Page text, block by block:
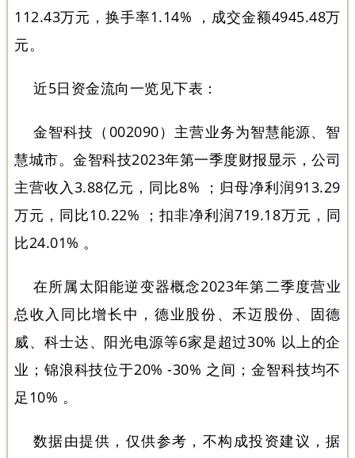
112.43万元，换手率1.14% ，成交金额4945.48万
元。
近5日资金流向一览见下表：
金智科技（002090）主营业务为智慧能源、智
慧城市。金智科技2023年第一季度财报显示，公司
主营收入3.88亿元，同比8% ；归母净利润913.29
万元，同比10.22% ；扣非净利润719.18万元，同
比24.01% 。
在所属太阳能逆变器概念2023年第二季度营业
总收入同比增长中，德业股份、禾迈股份、固德
威、科士达、阳光电源等6家是超过30% 以上的企
业；锦浪科技位于20% -30% 之间；金智科技均不
足10% 。
数据由提供，仅供参考，不构成投资建议，据